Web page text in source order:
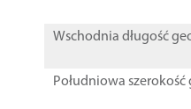
Wschodnia długość
Południowa